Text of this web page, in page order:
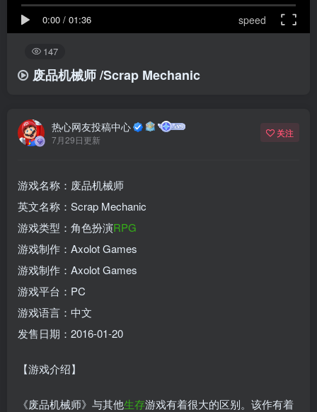
0:00 / 01:36 speed
147
废品机械师 /Scrap Mechanic
热心网友投稿中心
7月29日更新
关注
游戏名称：废品机械师
英文名称：Scrap Mechanic
游戏类型：角色扮演RPG
游戏制作：Axolot Games
游戏制作：Axolot Games
游戏平台：PC
游戏语言：中文
发售日期：2016-01-20
【游戏介绍】
《废品机械师》与其他生存游戏有着很大的区别。该作有着